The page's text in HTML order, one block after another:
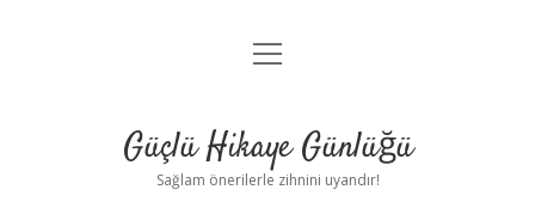
Anasayfa
Yasal Uyarı
menüyü
Güçlü Hikaye Günlüğü
Sağlam önerilerle zihnini uyandır!